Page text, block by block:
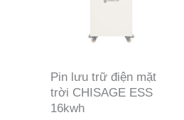
Pin lưu trữ điện mặt
trời CHISAGE ESS
16kwh